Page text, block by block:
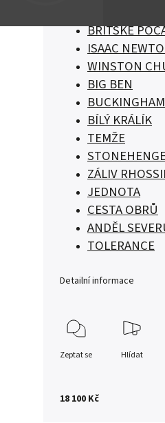
18 100 Kč
BRITSKÉ
ISAAC
WINSTON
BIG BEN
BÍLÝ KRÁLÍK
TEMŽE
ZÁLIV
JEDNOTA
CESTA OBRŮ
ANDĚL
TOLERANCE
Detailní informace
Zeptat se Hlídat